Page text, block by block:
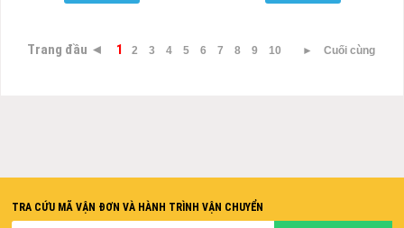
Trang đầu ◄ 1 2 3 4 5 6 7 8 9 10 ► Cuối cùng
TRA CỨU MÃ VẬN ĐƠN VÀ HÀNH TRÌNH VẬN CHUYỂN